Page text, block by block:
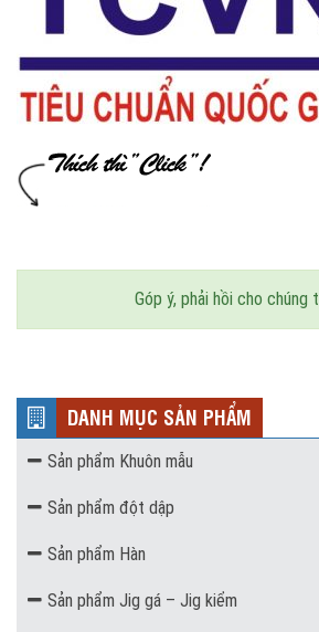
Góp ý, phải hồi cho chúng
DANH MỤC SẢN PHẨM
Sản phẩm Khuôn mẫu
Sản phẩm đột dập
Sản phẩm Hàn
Sản phẩm Jig gá – Jig kiểm